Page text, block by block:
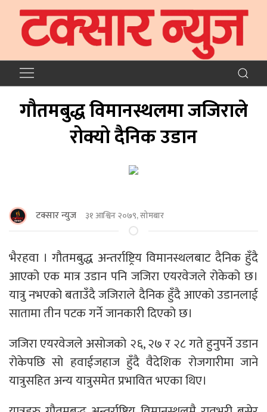
गौतमबुद्ध विमानस्थलमा जजिराले
रोक्यो दैनिक उडान
टक्सार न्युज ३१ आश्विन २०७९, सोमबार
भैरहवा । गौतमबुद्ध अन्तर्राष्ट्रिय विमानस्थलबाट दैनिक हुँदै
आएको एक मात्र उडान पनि जजिरा एयरवेजले रोकेको छ।
यात्रु नभएको बताउँदै जजिराले दैनिक हुँदै आएको उडानलाई
सातामा तीन पटक गर्ने जानकारी दिएको छ।
जजिरा एयरवेजले असोजको २६, २७ र २८ गते हुनुपर्ने उडान
रोकेपछि सो हवाईजहाज हुँदै वैदेशिक रोजगारीमा जाने
यात्रुसहित अन्य यात्रुसमेत प्रभावित भएका थिए।